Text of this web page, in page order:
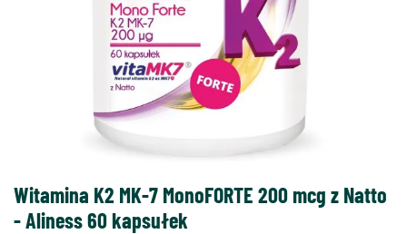
Witamina K2 MK-7 MonoFORTE 200 mcg z Natto
- Aliness 60 kapsułek